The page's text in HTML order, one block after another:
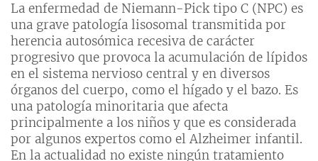
La enfermedad de Niemann-Pick tipo C (NPC) es
una grave patología lisosomal transmitida por
herencia autosómica recesiva de carácter
progresivo que provoca la acumulación de lípidos
en el sistema nervioso central y en diversos
órganos del cuerpo, como el hígado y el bazo. Es
una patología minoritaria que afecta
principalmente a los niños y que es considerada
por algunos expertos como el Alzheimer infantil.
En la actualidad no existe ningún tratamiento